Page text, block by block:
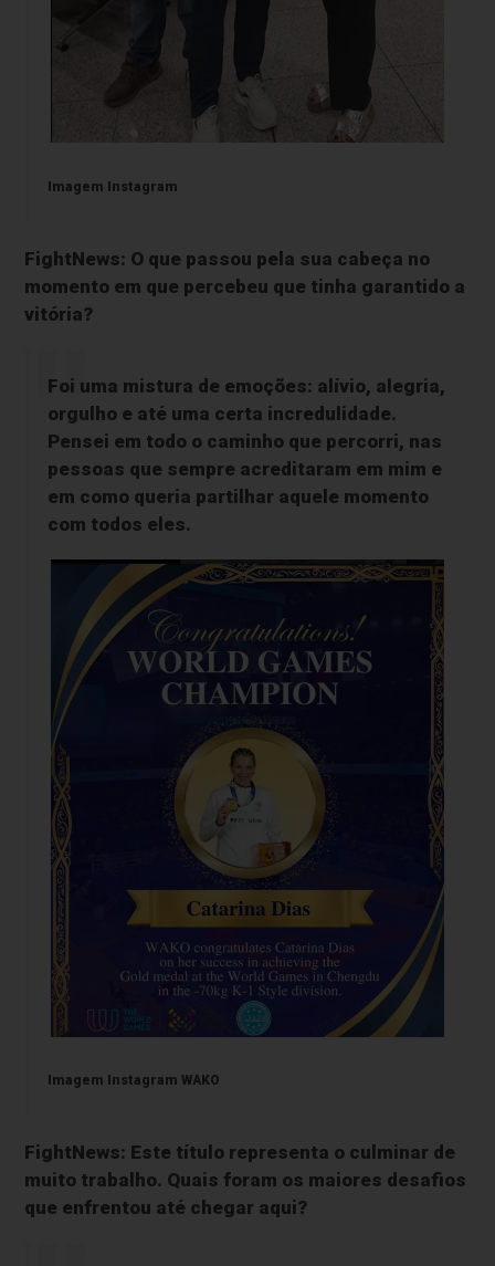
Imagem Instagram
FightNews: O que passou pela sua cabeça no
momento em que percebeu que tinha garantido a
vitória?
Foi uma mistura de emoções: alívio, alegria,
orgulho e até uma certa incredulidade.
Pensei em todo o caminho que percorri, nas
pessoas que sempre acreditaram em mim e
em como queria partilhar aquele momento
com todos eles.
Imagem Instagram WAKO
FightNews: Este título representa o culminar de
muito trabalho. Quais foram os maiores desafios
que enfrentou até chegar aqui?